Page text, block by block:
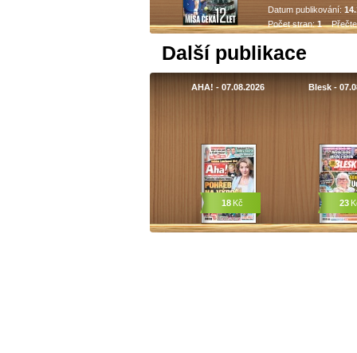
Datum publikování:
Počet stran:1
Další publikace
AHA! - 07.08.2026
18 Kč
Blesk -
23